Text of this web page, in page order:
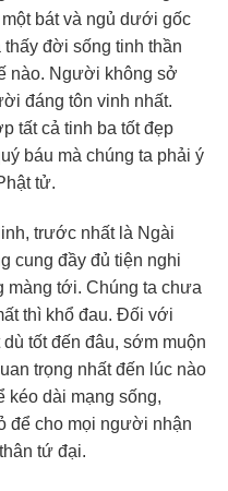
bát và ngủ dưới gốc
đời sống tinh thần
nào. Người không sở
đáng tôn vinh nhất.
tất cả tinh ba tốt đẹp
báu mà chúng ta phải ý
tử.
trước nhất là Ngài
cung đầy đủ tiện nghi
tới. Chúng ta chưa
thì khổ đau. Đối với
tốt đến đâu, sớm muộn
trọng nhất đến lúc nào
kéo dài mạng sống,
để cho mọi người nhận
tứ đại.